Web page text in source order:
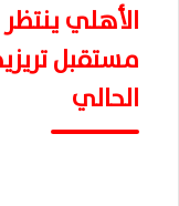
الأهلي
مستقبل
الحالي